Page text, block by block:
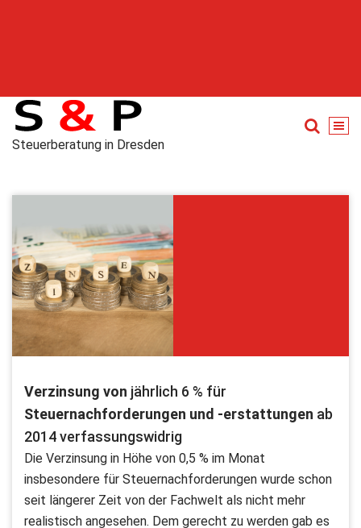
Steuerberatung in Dresden
Verzinsung von jährlich 6 % für
Steuernachforderungen und -erstattungen ab
2014 verfassungswidrig
Die Verzinsung in Höhe von 0,5 % im Monat
insbesondere für Steuernachforderungen wurde schon
seit längerer Zeit von der Fachwelt als nicht mehr
realistisch angesehen. Dem gerecht zu werden gab es